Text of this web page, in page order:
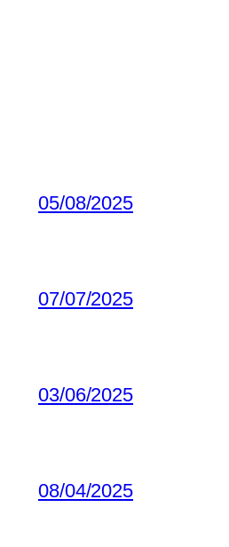
05/08/2025
07/07/2025
03/06/2025
08/04/2025